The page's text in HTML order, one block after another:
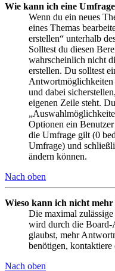
Wie kann ich eine
Wenn du ein neues
eines Themas
erstellen“ unterhalb
Solltest du diesen
wahrscheinlich nicht
erstellen. Du solltest
Antwortmöglichkeiten
und dabei
eigenen Zeile steht.
Optionen ein
die Umfrage gilt (0
Umfrage) und
ändern können.
Nach oben
Wieso kann ich nicht
Die maximal
wird durch die Board-
glaubst, mehr
benötigen,
Nach oben